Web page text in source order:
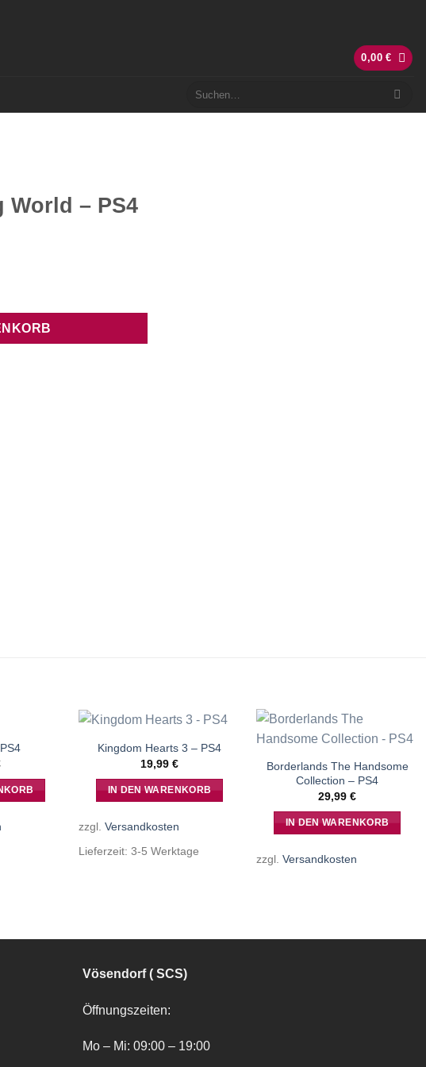
0,00€
World – PS4
Kingdom Hearts 3 – PS4
19,99 €
IN DEN WARENKORB
zzgl. Versandkosten
Lieferzeit: 3-5 Werktage
Borderlands The Handsome
Collection – PS4
29,99 €
IN DEN WARENKORB
zzgl. Versandkosten
Vösendorf ( SCS)
Öffnungszeiten:
Mo – Mi: 09:00 – 19:00